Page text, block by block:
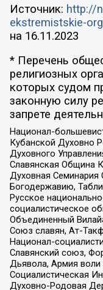
Источник: http://
ekstremistskie-
на 16.11.2023
* Перечень
религиозных
которых судом
законную силу
запрете
Национал-
Кубанской Духовно
Духовного
Славянская Община
Духовная Семинария
Богодержавию,
Русское
социалистическое
Объединенный
Союз славян, Ат-
Национал-
Славянский союз,
Дьявола, Армия воли
Социалистическая
Духовно-Родовая